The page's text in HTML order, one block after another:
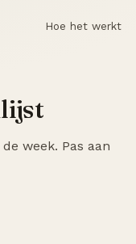
Hoe het werkt
week. Pas aan